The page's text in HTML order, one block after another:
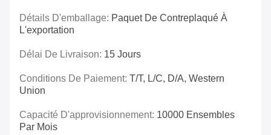
Détails D'emballage: Paquet De Contreplaqué À
L'exportation
Délai De Livraison: 15 Jours
Conditions De Paiement: T/T, L/C, D/A, Western
Union
Capacité D'approvisionnement: 10000 Ensembles
Par Mois